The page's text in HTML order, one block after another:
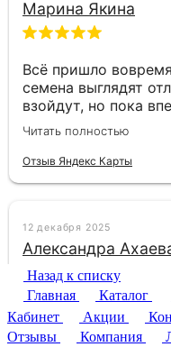
Назад к списку
Главная
Каталог
Кабинет
Акции
Отзывы
Компания